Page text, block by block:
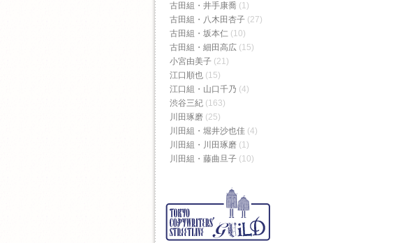
古田組・井手康喬 (1)
古田組・八木田杏子 (27)
古田組・坂本仁 (10)
古田組・細田高広 (15)
小宮由美子 (21)
江口順也 (15)
江口組・山口千乃 (4)
渋谷三紀 (163)
川田琢磨 (25)
川田組・堀井沙也佳 (4)
川田組・川田琢磨 (1)
川田組・藤曲旦子 (10)